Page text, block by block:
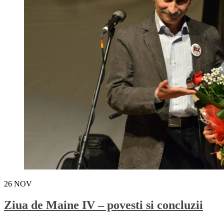
26 NOV
Ziua de Maine IV – povesti si concluzii